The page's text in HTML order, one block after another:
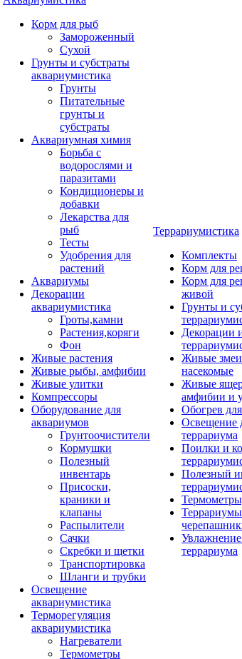
Корм для рыб
Замороженный
Сухой
Грунты и субстраты
аквариумистика
Грунты
Питательные
грунты и
субстраты
Аквариумная химия
Борьба с
водорослями и
паразитами
Кондиционеры и
добавки
Лекарства для
рыб
Тесты
Удобрения для
растений
Аквариумы
Декорации
аквариумистика
Гроты,камни
Растения,коряги
Фон
Живые растения
Живые рыбы, амфибии
Живые улитки
Компрессоры
Оборудование для
аквариумов
Грунтоочистители
Кормушки
Полезный
инвентарь
Присоски,
краники и
клапаны
Распылители
Сачки
Скребки и щетки
Транспортировка
Шланги и трубки
Освещение
аквариумистика
Терморегуляция
аквариумистика
Нагреватели
Термометры
Террариумистика
Комплекты
Корм для
Корм для
живой
Грунты и
Декорации
Живые
насекомые
Живые
амфибии и
Обогрев
Освещение
террариума
Поилки и
Полезный
террариума